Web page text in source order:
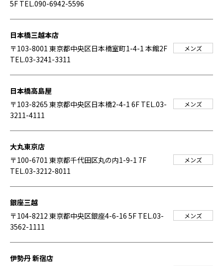
5F TEL.090-6942-5596
日本橋三越本店
〒103-8001 東京都中央区日本橋室町1-4-1 本館2F
TEL.03-3241-3311
メンズ
日本橋高島屋
〒103-8265 東京都中央区日本橋2-4-1 6F TEL.03-
3211-4111
メンズ
大丸東京店
〒100-6701 東京都千代田区丸の内1-9-1 7F
TEL.03-3212-8011
メンズ
銀座三越
〒104-8212 東京都中央区銀座4-6-16 5F TEL.03-
3562-1111
メンズ
伊勢丹 新宿店